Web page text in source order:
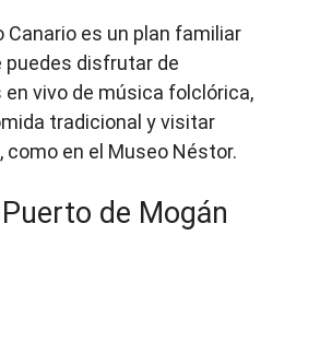
Canario es un plan familiar
puedes disfrutar de
vivo de música folclórica,
tradicional y visitar
como en el Museo Néstor.
de Mogán